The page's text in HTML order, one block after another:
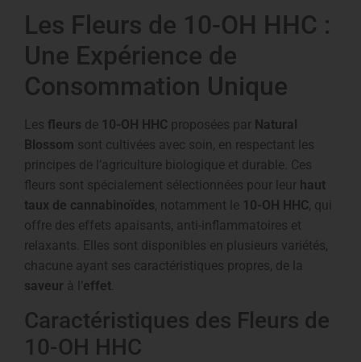
Les Fleurs de 10-OH HHC :
Une Expérience de
Consommation Unique
Les fleurs de 10-OH HHC proposées par Natural
Blossom sont cultivées avec soin, en respectant les
principes de l’agriculture biologique et durable. Ces
fleurs sont spécialement sélectionnées pour leur haut
taux de cannabinoïdes, notamment le 10-OH HHC, qui
offre des effets apaisants, anti-inflammatoires et
relaxants. Elles sont disponibles en plusieurs variétés,
chacune ayant ses caractéristiques propres, de la
saveur à l’effet
Caractéristiques des Fleurs de
10-OH HHC